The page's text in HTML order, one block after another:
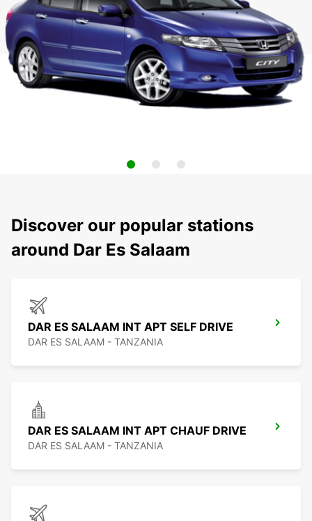
Discover our popular stations
around Dar Es Salaam
DAR ES SALAAM INT APT SELF DRIVE
DAR ES SALAAM - TANZANIA
DAR ES SALAAM INT APT CHAUF DRIVE
DAR ES SALAAM - TANZANIA